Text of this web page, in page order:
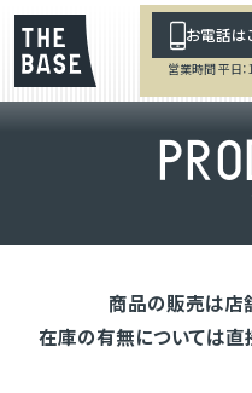
お電話は
営業時間 平日
PRO
商品の販売は店
在庫の有無については直